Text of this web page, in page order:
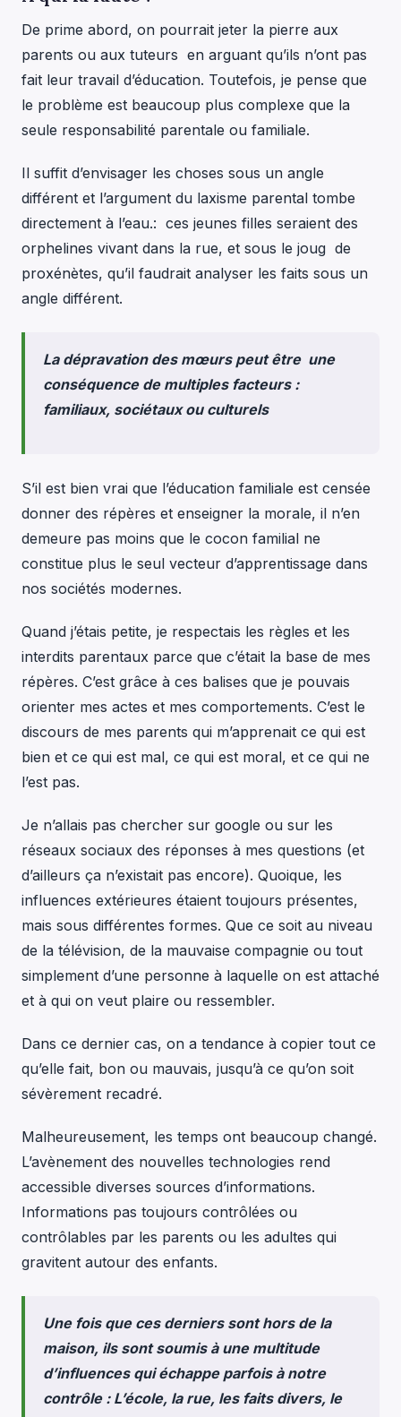
De prime abord, on pourrait jeter la pierre aux
parents ou aux tuteurs en arguant qu’ils n’ont pas
fait leur travail d’éducation. Toutefois, je pense que
le problème est beaucoup plus complexe que la
seule responsabilité parentale ou familiale.
Il suffit d’envisager les choses sous un angle
différent et l’argument du laxisme parental tombe
directement à l’eau.: ces jeunes filles seraient des
orphelines vivant dans la rue, et sous le joug de
proxénètes, qu’il faudrait analyser les faits sous un
angle différent.
La dépravation des mœurs peut être une
conséquence de multiples facteurs :
familiaux, sociétaux ou culturels
S’il est bien vrai que l’éducation familiale est censée
donner des répères et enseigner la morale, il n’en
demeure pas moins que le cocon familial ne
constitue plus le seul vecteur d’apprentissage dans
nos sociétés modernes.
Quand j’étais petite, je respectais les règles et les
interdits parentaux parce que c’était la base de mes
répères. C’est grâce à ces balises que je pouvais
orienter mes actes et mes comportements. C’est le
discours de mes parents qui m’apprenait ce qui est
bien et ce qui est mal, ce qui est moral, et ce qui ne
l’est pas.
Je n’allais pas chercher sur google ou sur les
réseaux sociaux des réponses à mes questions (et
d’ailleurs ça n’existait pas encore). Quoique, les
influences extérieures étaient toujours présentes,
mais sous différentes formes. Que ce soit au niveau
de la télévision, de la mauvaise compagnie ou tout
simplement d’une personne à laquelle on est attaché
et à qui on veut plaire ou ressembler.
Dans ce dernier cas, on a tendance à copier tout ce
qu’elle fait, bon ou mauvais, jusqu’à ce qu’on soit
sévèrement recadré.
Malheureusement, les temps ont beaucoup changé.
L’avènement des nouvelles technologies rend
accessible diverses sources d’informations.
Informations pas toujours contrôlées ou
contrôlables par les parents ou les adultes qui
gravitent autour des enfants.
Une fois que ces derniers sont hors de la
maison, ils sont soumis à une multitude
d’influences qui échappe parfois à notre
contrôle: L’école, la rue, les faits divers, le